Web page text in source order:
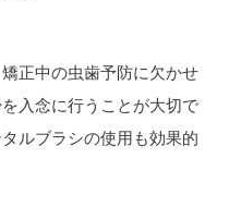
正中の虫歯予防に欠かせ
入念に行うことが大切で
ルブラシの使用も効果的